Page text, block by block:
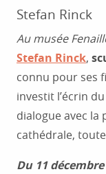
Stefan Rinck
Au musée
Stefan Rinck,
connu pour ses
investit l’écrin
dialogue avec la
cathédrale,
Du 11